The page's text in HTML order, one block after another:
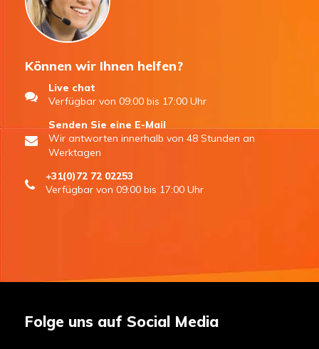
Können wir Ihnen helfen?
Live chat
Verfügbar von 09:00 bis 17:00 Uhr
Senden Sie eine E-Mail
Wir antworten innerhalb von 48 Stunden an
Werktagen
+31(0)72 72 02253
Verfügbar von 09:00 bis 17:00 Uhr
Folge uns auf Social Media